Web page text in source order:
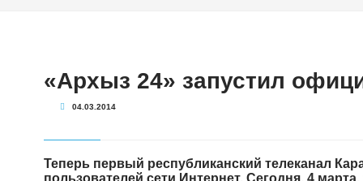
Малый Зеленчук на 42-
Глава КЧР : Порядка
«Архыз 24» запустил
04.03.2014
Теперь первый республиканский телеканал
пользователей сети Интернет. Сегодня, 4